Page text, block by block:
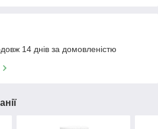
14 днів за домовленістю